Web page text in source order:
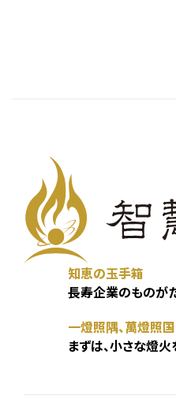
知恵の玉手箱
長寿企業のものが
一燈照隅、萬燈照国
まずは、小さな燈火